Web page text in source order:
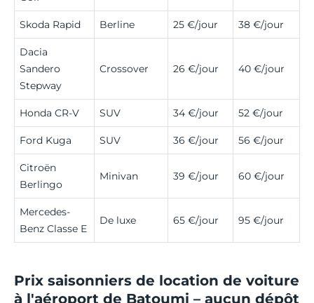
Skoda Rapid Berline 25 €/jour 38 €/jour
Dacia
Sandero
Stepway
Crossover 26 €/jour 40 €/jour
Honda CR-V SUV 34 €/jour 52 €/jour
Ford Kuga SUV 36 €/jour 56 €/jour
Citroën
Berlingo
Minivan 39 €/jour 60 €/jour
Mercedes-
Benz Classe E
De luxe 65 €/jour 95 €/jour
Prix saisonniers de location de voiture
à l'aéroport de Batoumi – aucun dépôt